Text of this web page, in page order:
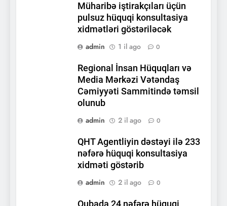
Müharibə iştirakçıları üçün
pulsuz hüquqi konsultasiya
xidmətləri göstəriləcək
admin
1 il ago 0
Regional İnsan Hüquqları və
Media Mərkəzi Vətəndaş
Cəmiyyəti Sammitində təmsil
olunub
admin
2 il ago 0
QHT Agentliyin dəstəyi ilə 233
nəfərə hüquqi konsultasiya
xidməti göstərib
admin
2 il ago 0
Qubada 24 nəfərə hüquqi